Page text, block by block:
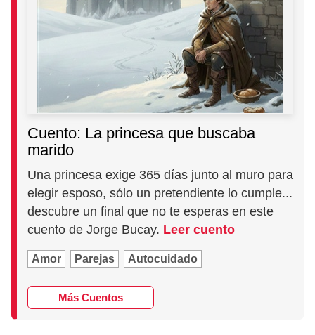
Cuento: La princesa que buscaba
marido
Una princesa exige 365 días junto al muro para
elegir esposo, sólo un pretendiente lo cumple...
descubre un final que no te esperas en este
cuento de Jorge Bucay. Leer cuento
Amor Parejas Autocuidado
Más Cuentos